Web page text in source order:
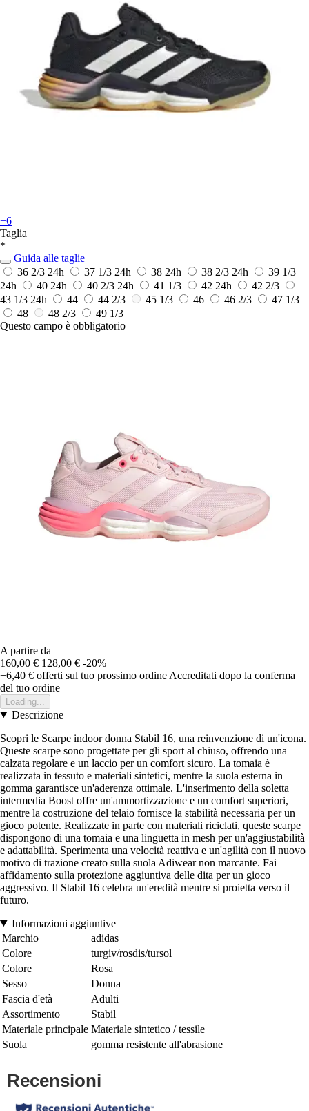
+6
Taglia
*
Guida alle taglie
36 2/3 24h 37 1/3 24h 38 24h 38 2/3 24h
39 1/3
24h
40 24h 40 2/3 24h 41 1/3 42 24h
42 2/3
43 1/3 24h 44 44 2/3 45 1/3 46 46 2/3
47 1/3
48
48 2/3
49 1/3
Questo campo è obbligatorio
A partire da
160,00 € 128,00 € -20%
+6,40 € offerti sul tuo prossimo ordine Accreditati dopo la conferma
del tuo ordine
Loading...
Descrizione
Scopri le Scarpe indoor donna Stabil 16, una reinvenzione di un'icona.
Queste scarpe sono progettate per gli sport al chiuso, offrendo una
calzata regolare e un laccio per un comfort sicuro. La tomaia è
realizzata in tessuto e materiali sintetici, mentre la suola esterna in
gomma garantisce un'aderenza ottimale. L'inserimento della soletta
intermedia Boost offre un'ammortizzazione e un comfort superiori,
mentre la costruzione del telaio fornisce la stabilità necessaria per un
gioco potente. Realizzate in parte con materiali riciclati, queste scarpe
dispongono di una tomaia e una linguetta in mesh per un'aggiustabilità
e adattabilità. Sperimenta una velocità reattiva e un'agilità con il nuovo
motivo di trazione creato sulla suola Adiwear non marcante. Fai
affidamento sulla protezione aggiuntiva delle dita per un gioco
aggressivo. Il Stabil 16 celebra un'eredità mentre si proietta verso il
futuro.
Informazioni aggiuntive
Marchio
adidas
Colore
turgiv/rosdis/tursol
Colore
Rosa
Sesso
Donna
Fascia d'età
Adulti
Assortimento
Stabil
Materiale principale Materiale sintetico / tessile
Suola
gomma resistente all'abrasione